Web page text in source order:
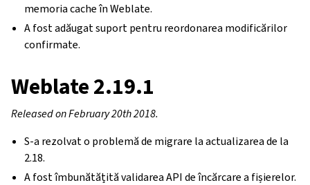
memoria cache în Weblate.
A fost adăugat suport pentru reordonarea modificărilor
confirmate.
Weblate 2.19.1
Released on February 20th 2018.
S-a rezolvat o problemă de migrare la actualizarea de la
2.18.
A fost îmbunătățită validarea API de încărcare a fișierelor.